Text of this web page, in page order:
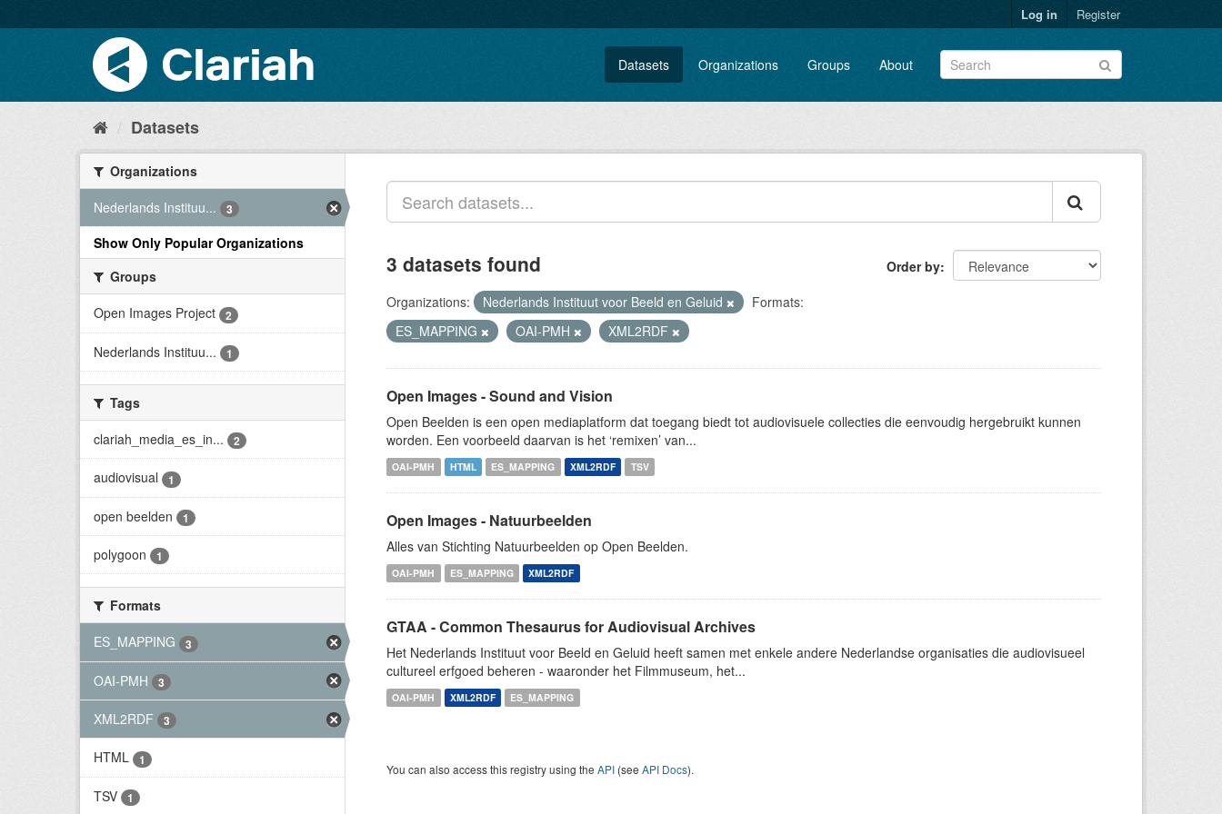
Log in Register
Datasets Organizations Groups About
Datasets
Organizations
Nederlands Instituu...
3
Show Only Popular Organizations
Groups
Open Images Project
2
Nederlands Instituu... 1
Tags
clariah_media_es_in...
2
audiovisual 1
open beelden 1
polygoon 1
Formats
ES_MAPPING
3
OAI-PMH 3
XML2RDF 3
HTML 1
TSV 1
Order by
3 datasets found
Organizations: Nederlands Instituut voor Beeld en Geluid
Formats:
ES_MAPPING
OAI-PMH XML2RDF
Open Images - Sound and Vision
Open Beelden is een open mediaplatform dat toegang biedt tot audiovisuele collecties die eenvoudig hergebruikt kunnen
worden. Een voorbeeld daarvan is het ‘remixen’ van...
OAI-PMH HTML ES_MAPPING XML2RDF TSV
Open Images - Natuurbeelden
Alles van Stichting Natuurbeelden op Open Beelden.
OAI-PMH ES_MAPPING XML2RDF
GTAA - Common Thesaurus for Audiovisual Archives
Het Nederlands Instituut voor Beeld en Geluid heeft samen met enkele andere Nederlandse organisaties die audiovisueel
cultureel erfgoed beheren - waaronder het Filmmuseum, het...
OAI-PMH XML2RDF ES_MAPPING
You can also access this registry using the API (see API Docs).